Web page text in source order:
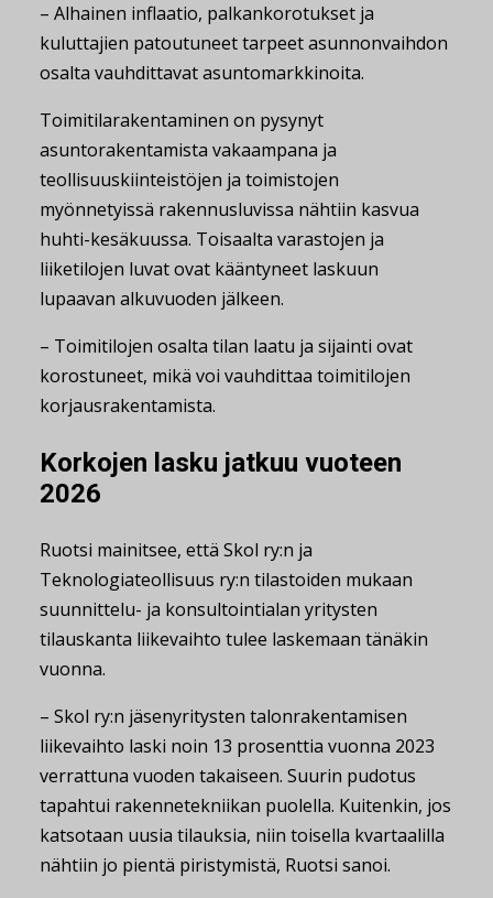
– Alhainen inflaatio, palkankorotukset ja
kuluttajien patoutuneet tarpeet asunnonvaihdon
osalta vauhdittavat asuntomarkkinoita.
Toimitilarakentaminen on pysynyt
asuntorakentamista vakaampana ja
teollisuuskiinteistöjen ja toimistojen
myönnetyissä rakennusluvissa nähtiin kasvua
huhti-kesäkuussa. Toisaalta varastojen ja
liiketilojen luvat ovat kääntyneet laskuun
lupaavan alkuvuoden jälkeen.
– Toimitilojen osalta tilan laatu ja sijainti ovat
korostuneet, mikä voi vauhdittaa toimitilojen
korjausrakentamista.
Korkojen lasku jatkuu vuoteen
2026
Ruotsi mainitsee, että Skol ry:n ja
Teknologiateollisuus ry:n tilastoiden mukaan
suunnittelu- ja konsultointialan yritysten
tilauskanta liikevaihto tulee laskemaan tänäkin
vuonna.
– Skol ry:n jäsenyritysten talonrakentamisen
liikevaihto laski noin 13 prosenttia vuonna 2023
verrattuna vuoden takaiseen. Suurin pudotus
tapahtui rakennetekniikan puolella. Kuitenkin, jos
katsotaan uusia tilauksia, niin toisella kvartaalilla
nähtiin jo pientä piristymistä, Ruotsi sanoi.